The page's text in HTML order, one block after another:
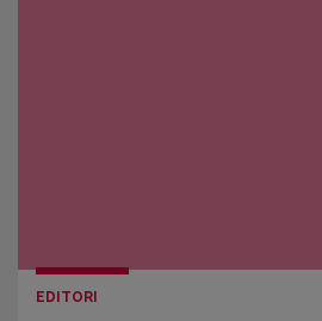
EDITORI